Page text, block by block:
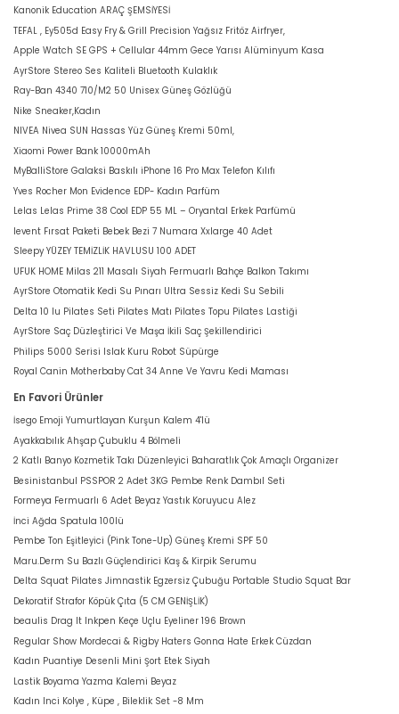
Kanonik Education ARAÇ ŞEMSİYESİ
TEFAL , Ey505d Easy Fry & Grill Precision Yağsız Fritöz Airfryer,
Apple Watch SE GPS + Cellular 44mm Gece Yarısı Alüminyum Kasa
AyrStore Stereo Ses Kaliteli Bluetooth Kulaklık
Ray-Ban 4340 710/M2 50 Unisex Güneş Gözlüğü
Nike Sneaker,Kadın
NIVEA Nivea SUN Hassas Yüz Güneş Kremi 50ml,
Xiaomi Power Bank 10000mAh
MyBalliStore Galaksi Baskılı iPhone 16 Pro Max Telefon Kılıfı
Yves Rocher Mon Evidence EDP- Kadın Parfüm
Lelas Lelas Prime 38 Cool EDP 55 ML – Oryantal Erkek Parfümü
levent Fırsat Paketi Bebek Bezi 7 Numara Xxlarge 40 Adet
Sleepy YÜZEY TEMİZLİK HAVLUSU 100 ADET
UFUK HOME Milas 211 Masalı Siyah Fermuarlı Bahçe Balkon Takımı
AyrStore Otomatik Kedi Su Pınarı Ultra Sessiz Kedi Su Sebili
Delta 10 lu Pilates Seti Pilates Matı Pilates Topu Pilates Lastiği
AyrStore Saç Düzleştirici Ve Maşa İkili Saç Şekillendirici
Philips 5000 Serisi Islak Kuru Robot Süpürge
Royal Canin Motherbaby Cat 34 Anne Ve Yavru Kedi Maması
En Favori Ürünler
İsego Emoji Yumurtlayan Kurşun Kalem 4'lü
Ayakkabılık Ahşap Çubuklu 4 Bölmeli
2 Katlı Banyo Kozmetik Takı Düzenleyici Baharatlık Çok Amaçlı Organizer
Besinistanbul PSSPOR 2 Adet 3KG Pembe Renk Dambıl Seti
Formeya Fermuarlı 6 Adet Beyaz Yastık Koruyucu Alez
İnci Ağda Spatula 100lü
Pembe Ton Eşitleyici (Pink Tone-Up) Güneş Kremi SPF 50
Maru.Derm Su Bazlı Güçlendirici Kaş & Kirpik Serumu
Delta Squat Pilates Jimnastik Egzersiz Çubuğu Portable Studio Squat Bar
Dekoratif Strafor Köpük Çıta (5 CM GENİŞLİK)
beaulis Drag It Inkpen Keçe Uçlu Eyeliner 196 Brown
Regular Show Mordecai & Rigby Haters Gonna Hate Erkek Cüzdan
Kadın Puantiye Desenli Mini Şort Etek Siyah
Lastik Boyama Yazma Kalemi Beyaz
Kadın Inci Kolye , Küpe , Bileklik Set -8 Mm